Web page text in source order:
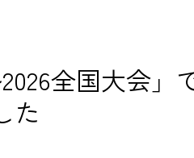
全国大会
た